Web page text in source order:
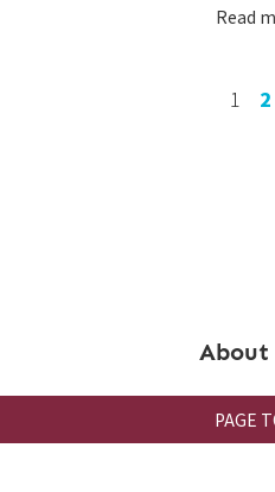
Read
1 2
About
PAGE